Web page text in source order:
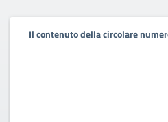
Il contenuto della circolare